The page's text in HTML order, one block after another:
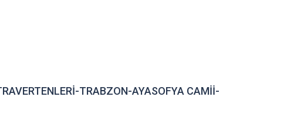
TRABZON-AYASOFYA CAMİİ-